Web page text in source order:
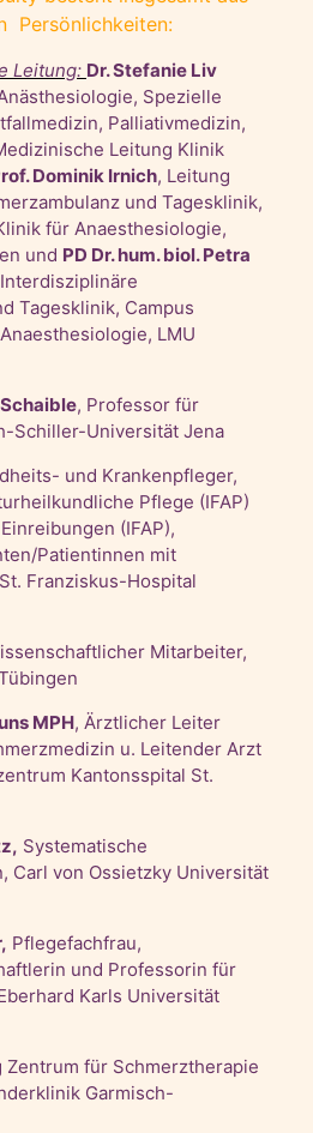
Persönlichkeiten:
Leitung: Dr. Stefanie Liv
Spezielle
Palliativmedizin,
Leitung Klinik
Dominik Irnich, Leitung
und Tagesklinik,
für Anaesthesiologie,
und PD Dr. hum. biol. Petra
Tagesklinik, Campus
LMU
, Professor für
Schiller-Universität Jena
und Krankenpfleger,
Pflege (IFAP)
(IFAP),
Patientinnen mit
Franziskus-Hospital
Mitarbeiter,
MPH, Ärztlicher Leiter
u. Leitender Arzt
Kantonsspital St.
Systematische
Carl von Ossietzky Universität
Pflegefachfrau,
und Professorin für
Karls Universität
Zentrum für Schmerztherapie
Garmisch-